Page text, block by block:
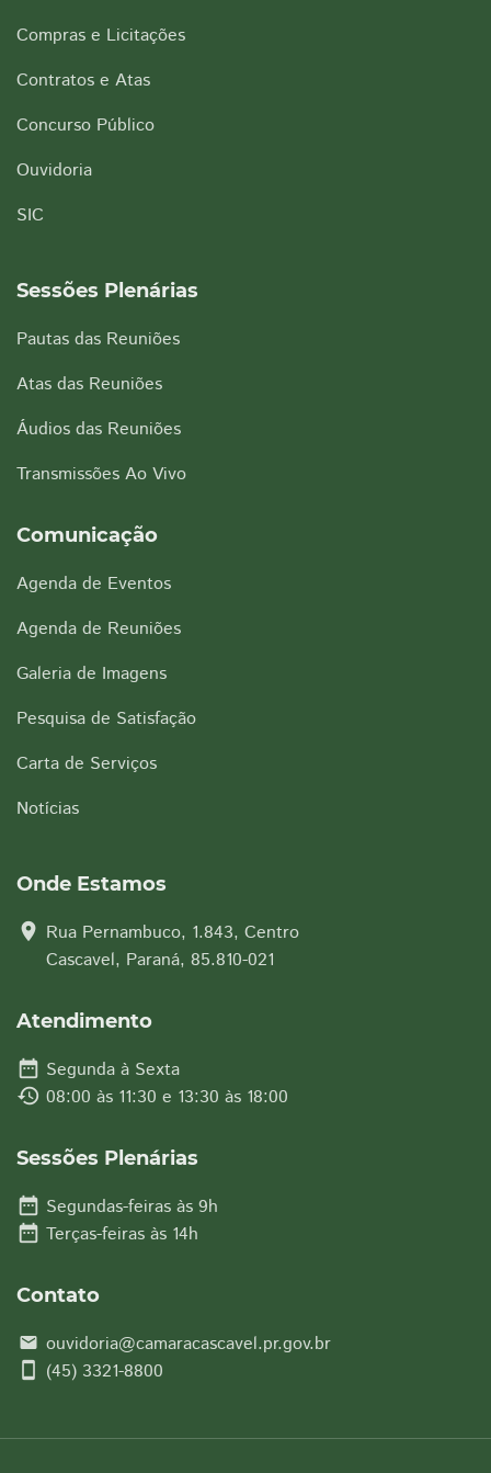
Compras e Licitações
Contratos e Atas
Concurso Público
Ouvidoria
SIC
Sessões Plenárias
Pautas das Reuniões
Atas das Reuniões
Áudios das Reuniões
Transmissões Ao Vivo
Comunicação
Agenda de Eventos
Agenda de Reuniões
Galeria de Imagens
Pesquisa de Satisfação
Carta de Serviços
Notícias
Onde Estamos
location_on Rua Pernambuco, 1.843, Centro
Cascavel, Paraná, 85.810-021
Atendimento
date_range Segunda à Sexta
history 08:00 às 11:30 e 13:30 às 18:00
Sessões Plenárias
date_range Segundas-feiras às 9h
date_range Terças-feiras às 14h
Contato
email ouvidoria@camaracascavel.pr.gov.br
smartphone (45) 3321-8800